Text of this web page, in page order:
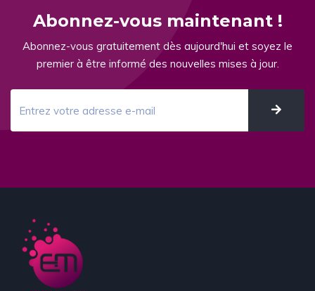
Abonnez-vous maintenant !
Abonnez-vous gratuitement dès aujourd'hui et soyez le
premier à être informé des nouvelles mises à jour.